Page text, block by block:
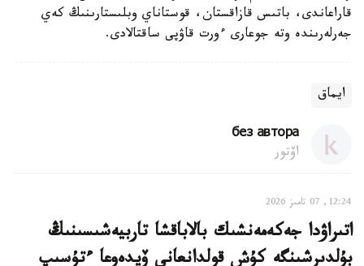
قاراعاندى، باتىس قازاقستان، قوستاناي وبلىستارىنىڭ كەي
جەرلەرىندە وتە جوعارى ءورت قاۋپى ساقتالادى.
ايماق
без автора
اۆتور
12:24, 07 تامىز 2026
اتىراۋدا جەكەمەنشىك بالاباقشا تاربيەشىسىنىڭ
بۇلدىرشىنگە كۇش قولدانعانى ۆيدەوعا ءتۇسىپ